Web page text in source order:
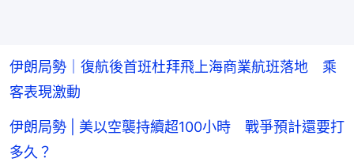
伊朗局勢｜復航後首班杜拜飛上海商業航班落地 乘
客表現激動
伊朗局勢 | 美以空襲持續超100小時 戰爭預計還要打
多久？